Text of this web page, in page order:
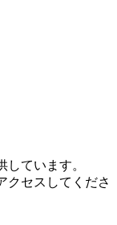
ています。
クセスしてくださ